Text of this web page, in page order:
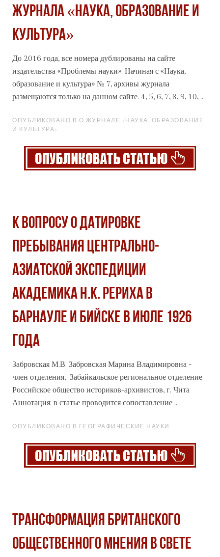
журнала «Наука, образование и
культура»
До 2016 года, все номера дублированы на сайте
издательства «Проблемы науки». Начиная с «Наука,
образование и культура» № 7, архивы журнала
размещаются только на данном сайте. 4, 5, 6, 7, 8, 9, 10, ...
ОПУБЛИКОВАНО В О ЖУРНАЛЕ «НАУКА, ОБРАЗОВАНИЕ
И КУЛЬТУРА»
К ВОПРОСУ О ДАТИРОВКЕ
ПРЕБЫВАНИЯ ЦЕНТРАЛЬНО-
АЗИАТСКОЙ ЭКСПЕДИЦИИ
АКАДЕМИКА Н.К. РЕРИХА В
БАРНАУЛЕ И БИЙСКЕ В ИЮЛЕ 1926
ГОДА
Забровская М.В. Забровская Марина Владимировна -
член отделения, Забайкальское региональное отделение
Российское общество историков-архивистов, г. Чита
Аннотация: в статье проводится сопоставление ...
ОПУБЛИКОВАНО В ГЕОГРАФИЧЕСКИЕ НАУКИ
ТРАНСФОРМАЦИЯ БРИТАНСКОГО
ОБЩЕСТВЕННОГО МНЕНИЯ В СВЕТЕ